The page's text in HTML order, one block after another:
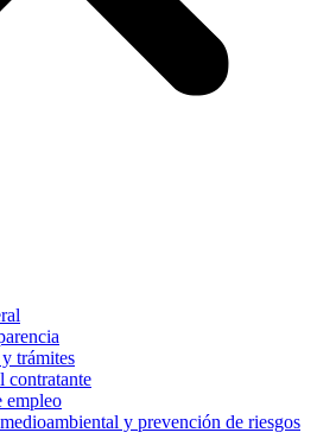
trámites
contratante
empleo
y prevención de riesgos